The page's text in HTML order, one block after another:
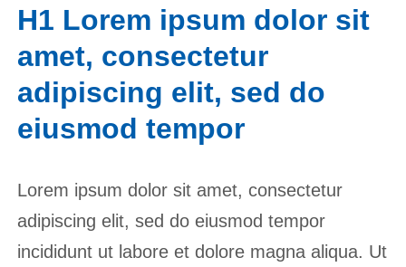
H1 Lorem ipsum dolor sit
amet, consectetur
adipiscing elit, sed do
eiusmod tempor
Lorem ipsum dolor sit amet, consectetur
adipiscing elit, sed do eiusmod tempor
incididunt ut labore et dolore magna aliqua. Ut